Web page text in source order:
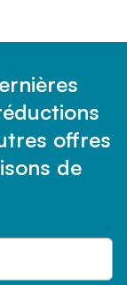
offres
de